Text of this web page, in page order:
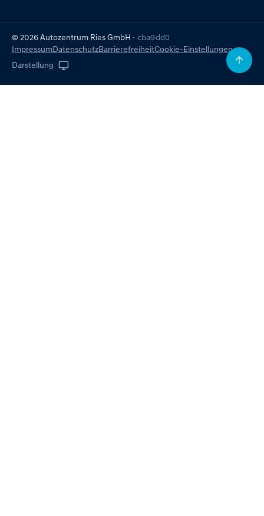
© 2026 Autozentrum Ries GmbH · cba9dd0
ImpressumDatenschutzBarrierefreiheitCookie-Einstellungen
Darstellung